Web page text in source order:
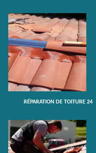
RÉPARATION DE TOITURE 24